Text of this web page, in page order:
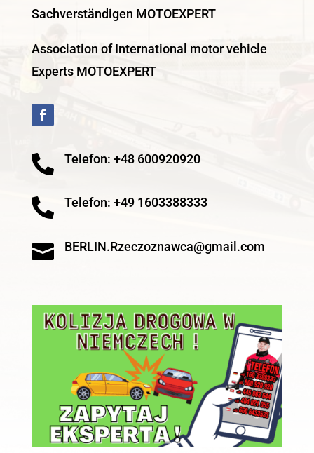
Sachverständigen MOTOEXPERT
Association of International motor vehicle
Experts MOTOEXPERT
 Telefon: +48 600920920
 Telefon: +49 1603388333
 BERLIN.Rzeczoznawca@gmail.com